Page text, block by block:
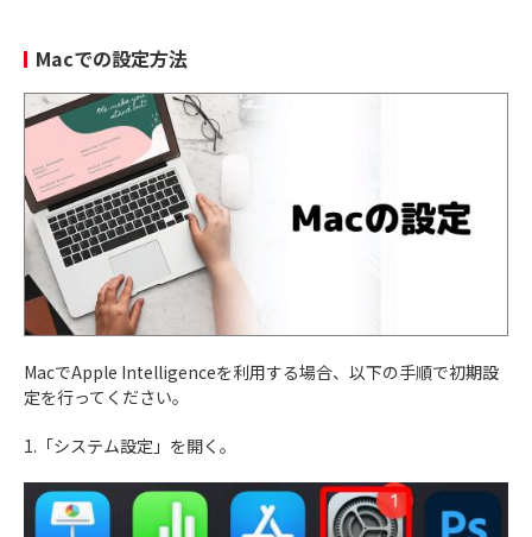
Macでの設定方法
MacでApple Intelligenceを利用する場合、以下の手順で初期設
定を行ってください。
1.「システム設定」を開く。